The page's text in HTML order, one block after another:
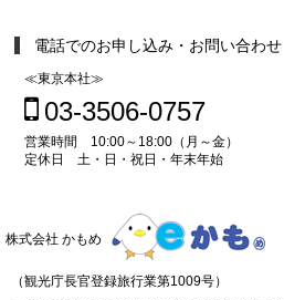
電話でのお申し込み・お問い合わせ
≪東京本社≫
03-3506-0757
営業時間 10:00～18:00（月～金）
定休日 土・日・祝日・年末年始
株式会社 かもめ
（観光庁長官登録旅行業第1009号）